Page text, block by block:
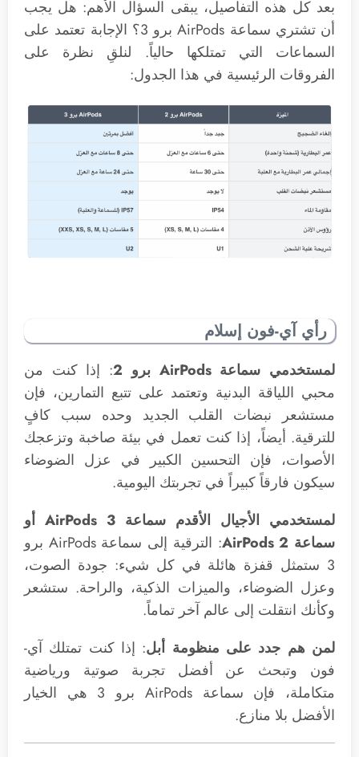
بعد كل هذه التفاصيل، يبقى السؤال الأهم: هل يجب
أن تشتري سماعة AirPods برو 3؟ الإجابة تعتمد على
السماعات التي تمتلكها حالياً. لنلقِ نظرة على
الفروقات الرئيسية في هذا الجدول:
رأي آي-فون إسلام
لمستخدمي سماعة AirPods برو 2
: إذا كنت من
محبي اللياقة البدنية وتعتمد على تتبع التمارين، فإن
مستشعر نبضات القلب الجديد وحده سبب كافٍ
للترقية. أيضاً، إذا كنت تعمل في بيئة صاخبة وتزعجك
الأصوات، فإن التحسين الكبير في عزل الضوضاء
سيكون فارقاً كبيراً في تجربتك اليومية.
لمستخدمي الأجيال الأقدم سماعة AirPods 3 أو
سماعة AirPods 2
: الترقية إلى سماعة AirPods برو
3 ستمثل قفزة هائلة في كل شيء: جودة الصوت،
وعزل الضوضاء، والميزات الذكية، والراحة. ستشعر
وكأنك انتقلت إلى عالم آخر تماماً.
لمن هم جدد على منظومة أبل: إذا كنت تمتلك آي-
فون وتبحث عن أفضل تجربة صوتية ورياضية
متكاملة، فإن سماعة AirPods برو 3 هي الخيار
الأفضل بلا منازع.